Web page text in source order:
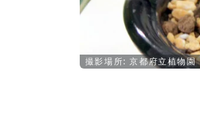
撮影場所: 京都府立植物園